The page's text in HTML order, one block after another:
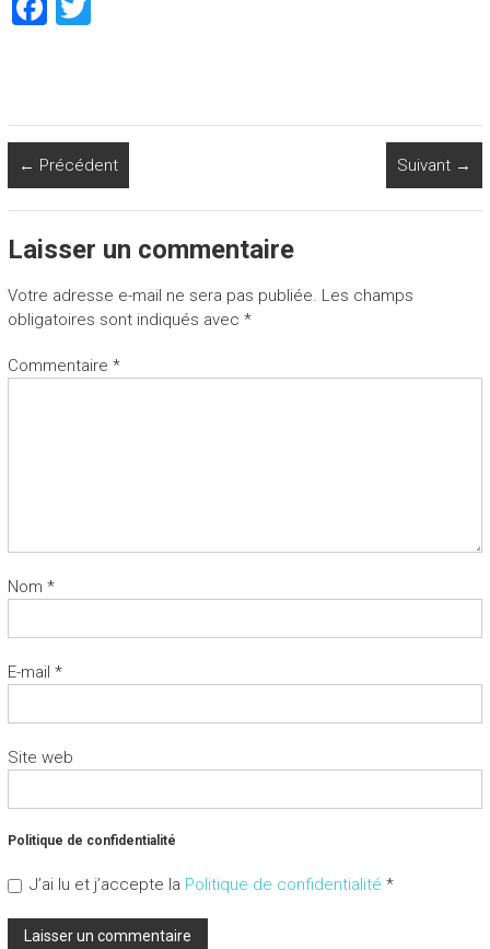
o
ok
← Précédent Suivant →
Laisser un commentaire
Votre adresse e-mail ne sera pas publiée. Les champs
obligatoires sont indiqués avec *
Commentaire *
Nom *
E-mail *
Site web
Politique de confidentialité
J’ai lu et j’accepte la Politique de confidentialité *